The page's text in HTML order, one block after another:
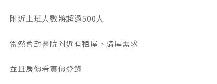
附近上班人數將超過500人
當然會對醫院附近有租屋、購屋需求
並且房價看實價登錄